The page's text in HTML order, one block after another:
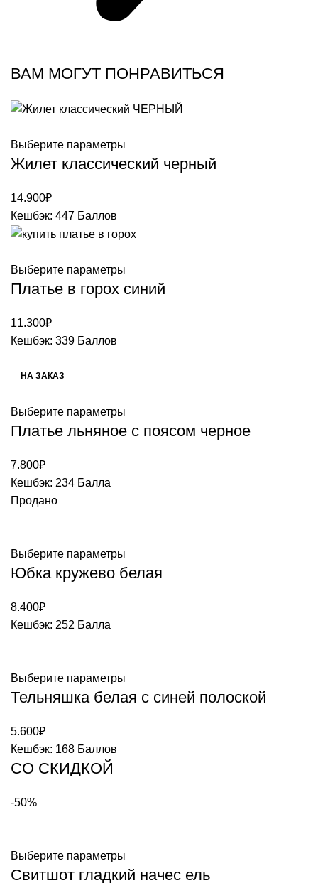
ВАМ МОГУТ ПОНРАВИТЬСЯ
Выберите параметры
Жилет классический черный
14.900₽
Кешбэк: 447 Баллов
Выберите параметры
Платье в горох синий
11.300₽
Кешбэк: 339 Баллов
НА ЗАКАЗ
Выберите параметры
Платье льняное с поясом черное
7.800₽
Кешбэк: 234 Балла
Продано
Выберите параметры
Юбка кружево белая
8.400₽
Кешбэк: 252 Балла
Выберите параметры
Тельняшка белая с синей полоской
5.600₽
Кешбэк: 168 Баллов
СО СКИДКОЙ
-50%
Выберите параметры
Свитшот гладкий начес ель